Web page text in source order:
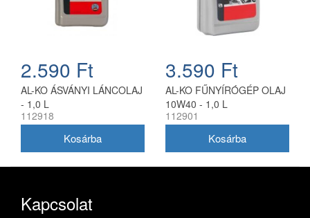
2.590 Ft
AL-KO ÁSVÁNYI LÁNCOLAJ
- 1,0 L
112918
3.590 Ft
AL-KO FŰNYÍRÓGÉP OLAJ
10W40 - 1,0 L
112901
Kapcsolat